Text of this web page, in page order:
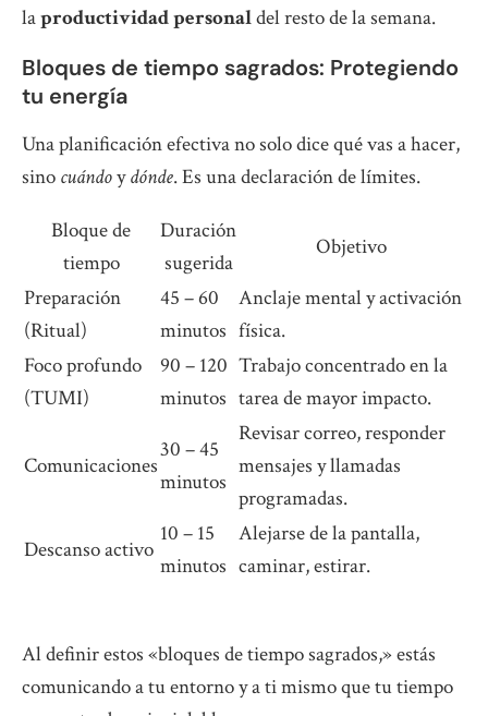
laproductividad personaldel resto de la semana.
Bloques de tiempo sagrados: Protegiendo
tu energía
Una planificación efectiva no solo dice qué vas a hacer,
sino cuándoydónde. Es una declaración de límites.
Bloque de
tiempo
Duración
sugerida
Objetivo
Preparación
(Ritual)
45 – 60
minutos
Anclaje mental y activación
física.
Foco profundo
(TUMI)
90 – 120
minutos
Trabajo concentrado en la
tarea de mayor impacto.
Comunicaciones
30 – 45
minutos
Revisar correo, responder
mensajes y llamadas
programadas.
Descanso activo
10 – 15
minutos
Alejarse de la pantalla,
caminar, estirar.
Al definir estos «bloques de tiempo sagrados,» estás
comunicando a tu entorno y a ti mismo que tu tiempo